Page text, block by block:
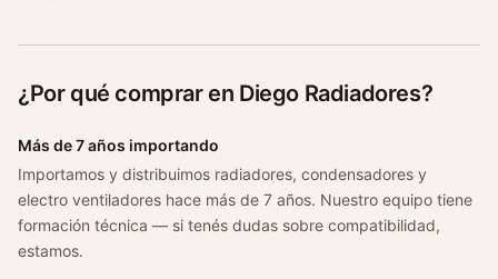
n
3
i
r
c
r
¿Por qué comprar en Diego Radiadores?
Más de 7 años importando
Importamos y distribuimos radiadores, condensadores y
electro ventiladores hace más de 7 años. Nuestro equipo tiene
formación técnica — si tenés dudas sobre compatibilidad,
estamos.